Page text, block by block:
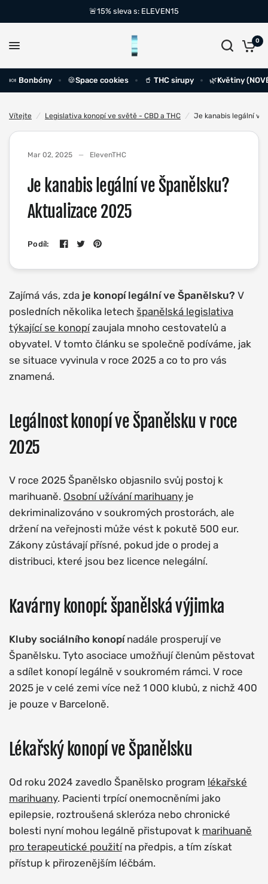
🚨15% sleva s: ELEVEN15
0
🍬 Bonbóny 🍪Space cookies 🥤 THC sirupy 🌿Květiny
Vítejte / Legislativa konopí ve světě - CBD a THC / Je kanabis legální ve
Mar 02, 2025 ElevenTHC
Je kanabis legální ve Španělsku?
Aktualizace 2025
Podíl:
Zajímá vás, zda je konopí legální ve Španělsku? V
posledních několika letechšpanělská legislativa
týkající se konopízaujala mnoho cestovatelů a
obyvatel. V tomto článku se společně podíváme, jak
se situace vyvinula v roce 2025 a co to pro vás
znamená.
Legálnost konopí ve Španělsku v roce
2025
V roce 2025 Španělsko objasnilo svůj postoj k
marihuaně. Osobní užívání marihuany je
dekriminalizováno v soukromých prostorách, ale
držení na veřejnosti může vést k pokutě 500 eur.
Zákony zůstávají přísné, pokud jde o prodej a
distribuci, které jsou bez licence nelegální.
Kavárny konopí: španělská výjimka
Kluby sociálního konopínadále prosperují ve
Španělsku. Tyto asociace umožňují členům pěstovat
a sdílet konopí legálně v soukromém rámci. V roce
2025 je v celé zemi více než 1 000 klubů, z nichž 400
je pouze v Barceloně.
Lékařský konopí ve Španělsku
Od roku 2024 zavedlo Španělsko program lékařské
marihuany. Pacienti trpící onemocněními jako
epilepsie, roztroušená skleróza nebo chronické
bolesti nyní mohou legálně přistupovat k marihuaně
pro terapeutické použitína předpis, a tím získat
přístup k přirozenějším léčbám.